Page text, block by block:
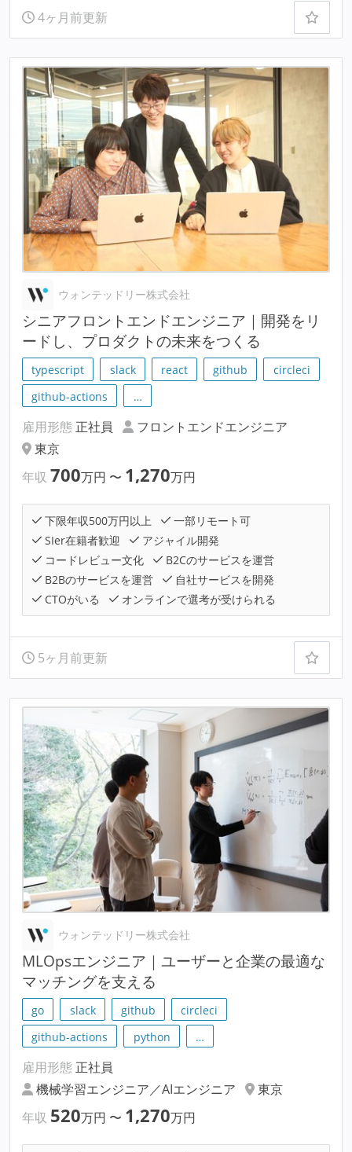
4ヶ月前更新
ウォンテッドリー株式会社
シニアフロントエンドエンジニア｜開発をリ
ードし、プロダクトの未来をつくる
typescript slack react github
circleci
github-actions
…
雇用形態 正社員
フロントエンドエンジニア
東京
年収 700万円 〜 1,270万円
下限年収500万円以上
一部リモート可
SIer在籍者歓迎
アジャイル開発
コードレビュー文化
B2Cのサービスを運営
B2Bのサービスを運営
自社サービスを開発
CTOがいる
オンラインで選考が受けられる
5ヶ月前更新
ウォンテッドリー株式会社
MLOpsエンジニア｜ユーザーと企業の最適な
マッチングを支える
go slack github
circleci
github-actions
python …
雇用形態 正社員
機械学習エンジニア／AIエンジニア
東京
年収 520万円 〜 1,270万円